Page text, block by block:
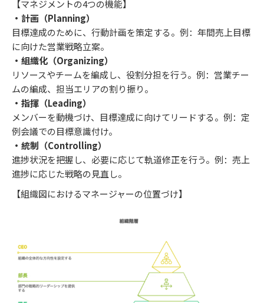
【マネジメントの4つの機能】
・計画（Planning）
目標達成のために、行動計画を策定する。例：年間売上目標
に向けた営業戦略立案。
・組織化（Organizing）
リソースやチームを編成し、役割分担を行う。例：営業チー
ムの編成、担当エリアの割り振り。
・指揮（Leading）
メンバーを動機づけ、目標達成に向けてリードする。例：定
例会議での目標意識付け。
・統制（Controlling）
進捗状況を把握し、必要に応じて軌道修正を行う。例：売上
進捗に応じた戦略の見直し。
【組織図におけるマネージャーの位置づけ】